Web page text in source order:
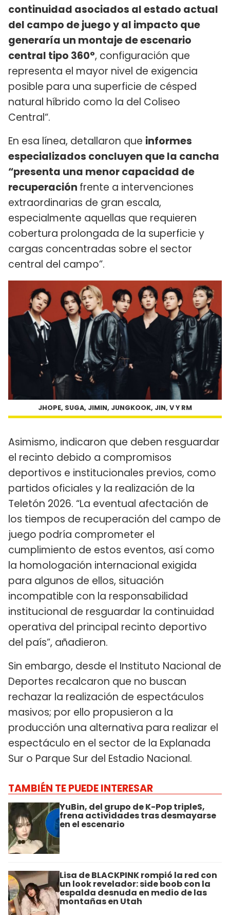
continuidad asociados al estado actual
del campo de juego y al impacto que
generaría un montaje de escenario
central tipo 360°, configuración que
representa el mayor nivel de exigencia
posible para una superficie de césped
natural híbrido como la del Coliseo
Central“.
En esa línea, detallaron que informes
especializados concluyen que la cancha
“presenta una menor capacidad de
recuperación frente a intervenciones
extraordinarias de gran escala,
especialmente aquellas que requieren
cobertura prolongada de la superficie y
cargas concentradas sobre el sector
central del campo”.
JHOPE, SUGA, JIMIN, JUNGKOOK, JIN, V Y RM
Asimismo, indicaron que deben resguardar
el recinto debido a compromisos
deportivos e institucionales previos, como
partidos oficiales y la realización de la
Teletón 2026. “La eventual afectación de
los tiempos de recuperación del campo de
juego podría comprometer el
cumplimiento de estos eventos, así como
la homologación internacional exigida
para algunos de ellos, situación
incompatible con la responsabilidad
institucional de resguardar la continuidad
operativa del principal recinto deportivo
del país”, añadieron.
Sin embargo, desde el Instituto Nacional de
Deportes recalcaron que no buscan
rechazar la realización de espectáculos
masivos; por ello propusieron a la
producción una alternativa para realizar el
espectáculo en el sector de la Explanada
Sur o Parque Sur del Estadio Nacional.
TAMBIÉN TE PUEDE INTERESAR
YuBin, del grupo de K-Pop tripleS,
frena actividades tras desmayarse
en el escenario
Lisa de BLACKPINK rompió la red con
un look revelador: side boob con la
espalda desnuda en medio de las
montañas en Utah